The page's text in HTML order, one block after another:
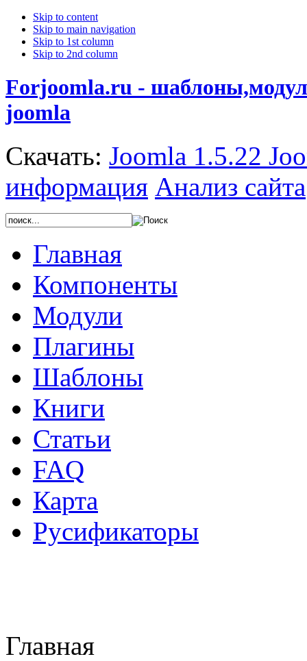
Skip to content
Skip to main navigation
Skip to 1st column
Skip to 2nd column
Forjoomla.ru -
joomla
Скачать: Joomla 1.5.22
информация Анализ сайта
Главная
Компоненты
Модули
Плагины
Шаблоны
Книги
Статьи
FAQ
Карта
Русификаторы
Главная